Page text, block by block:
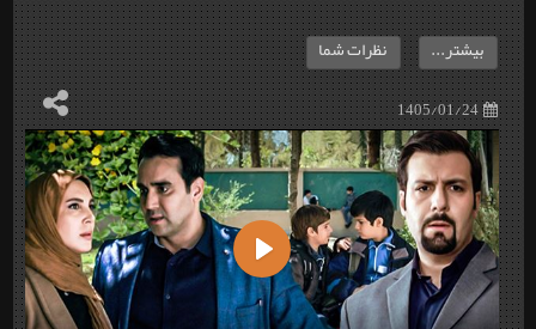
1405/01/24
بیشتر... نظرات شما
Play